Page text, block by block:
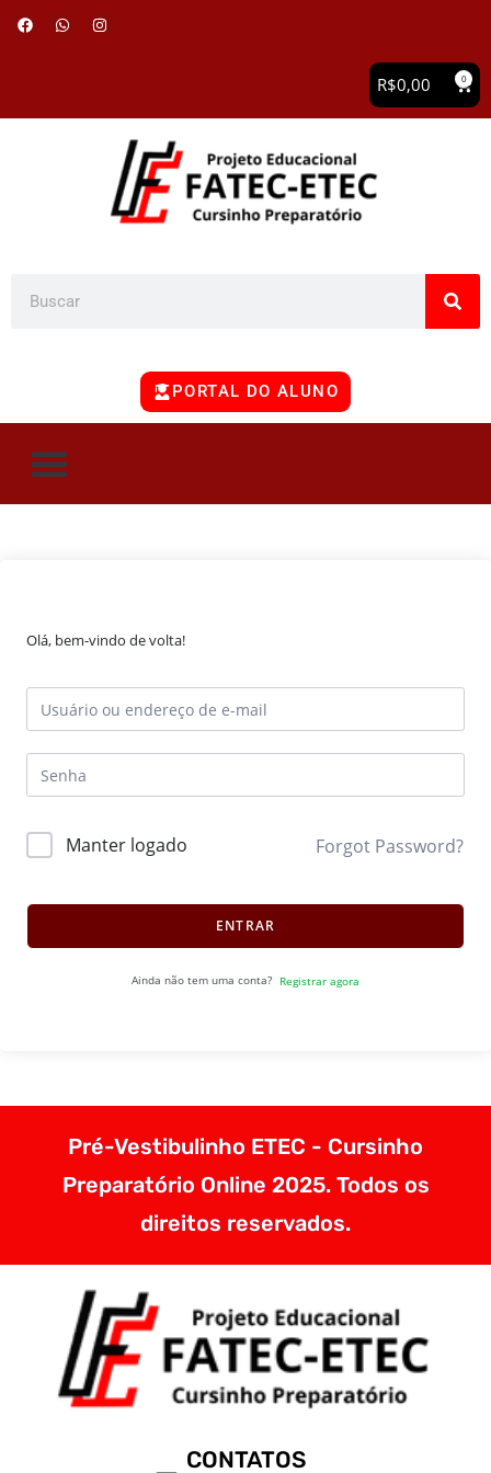
R$0,00 0
PORTAL DO ALUNO
Olá, bem-vindo de volta!
Manter logado Forgot Password?
ENTRAR
Ainda não tem uma conta? Registrar agora
Pré-Vestibulinho ETEC - Cursinho
Preparatório Online 2025. Todos os
direitos reservados.
CONTATOS